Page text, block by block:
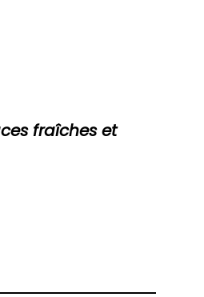
fraîches et